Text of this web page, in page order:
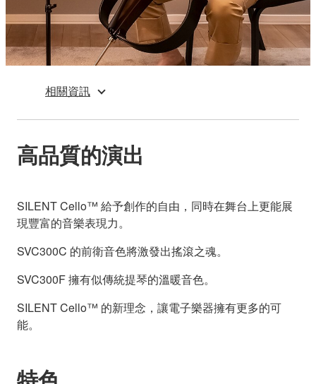
相關資訊
高品質的演出
SILENT Cello™ 給予創作的自由，同時在舞台上更能展
現豐富的音樂表現力。
SVC300C 的前衛音色將激發出搖滾之魂。
SVC300F 擁有似傳統提琴的溫暖音色。
SILENT Cello™ 的新理念，讓電子樂器擁有更多的可
能。